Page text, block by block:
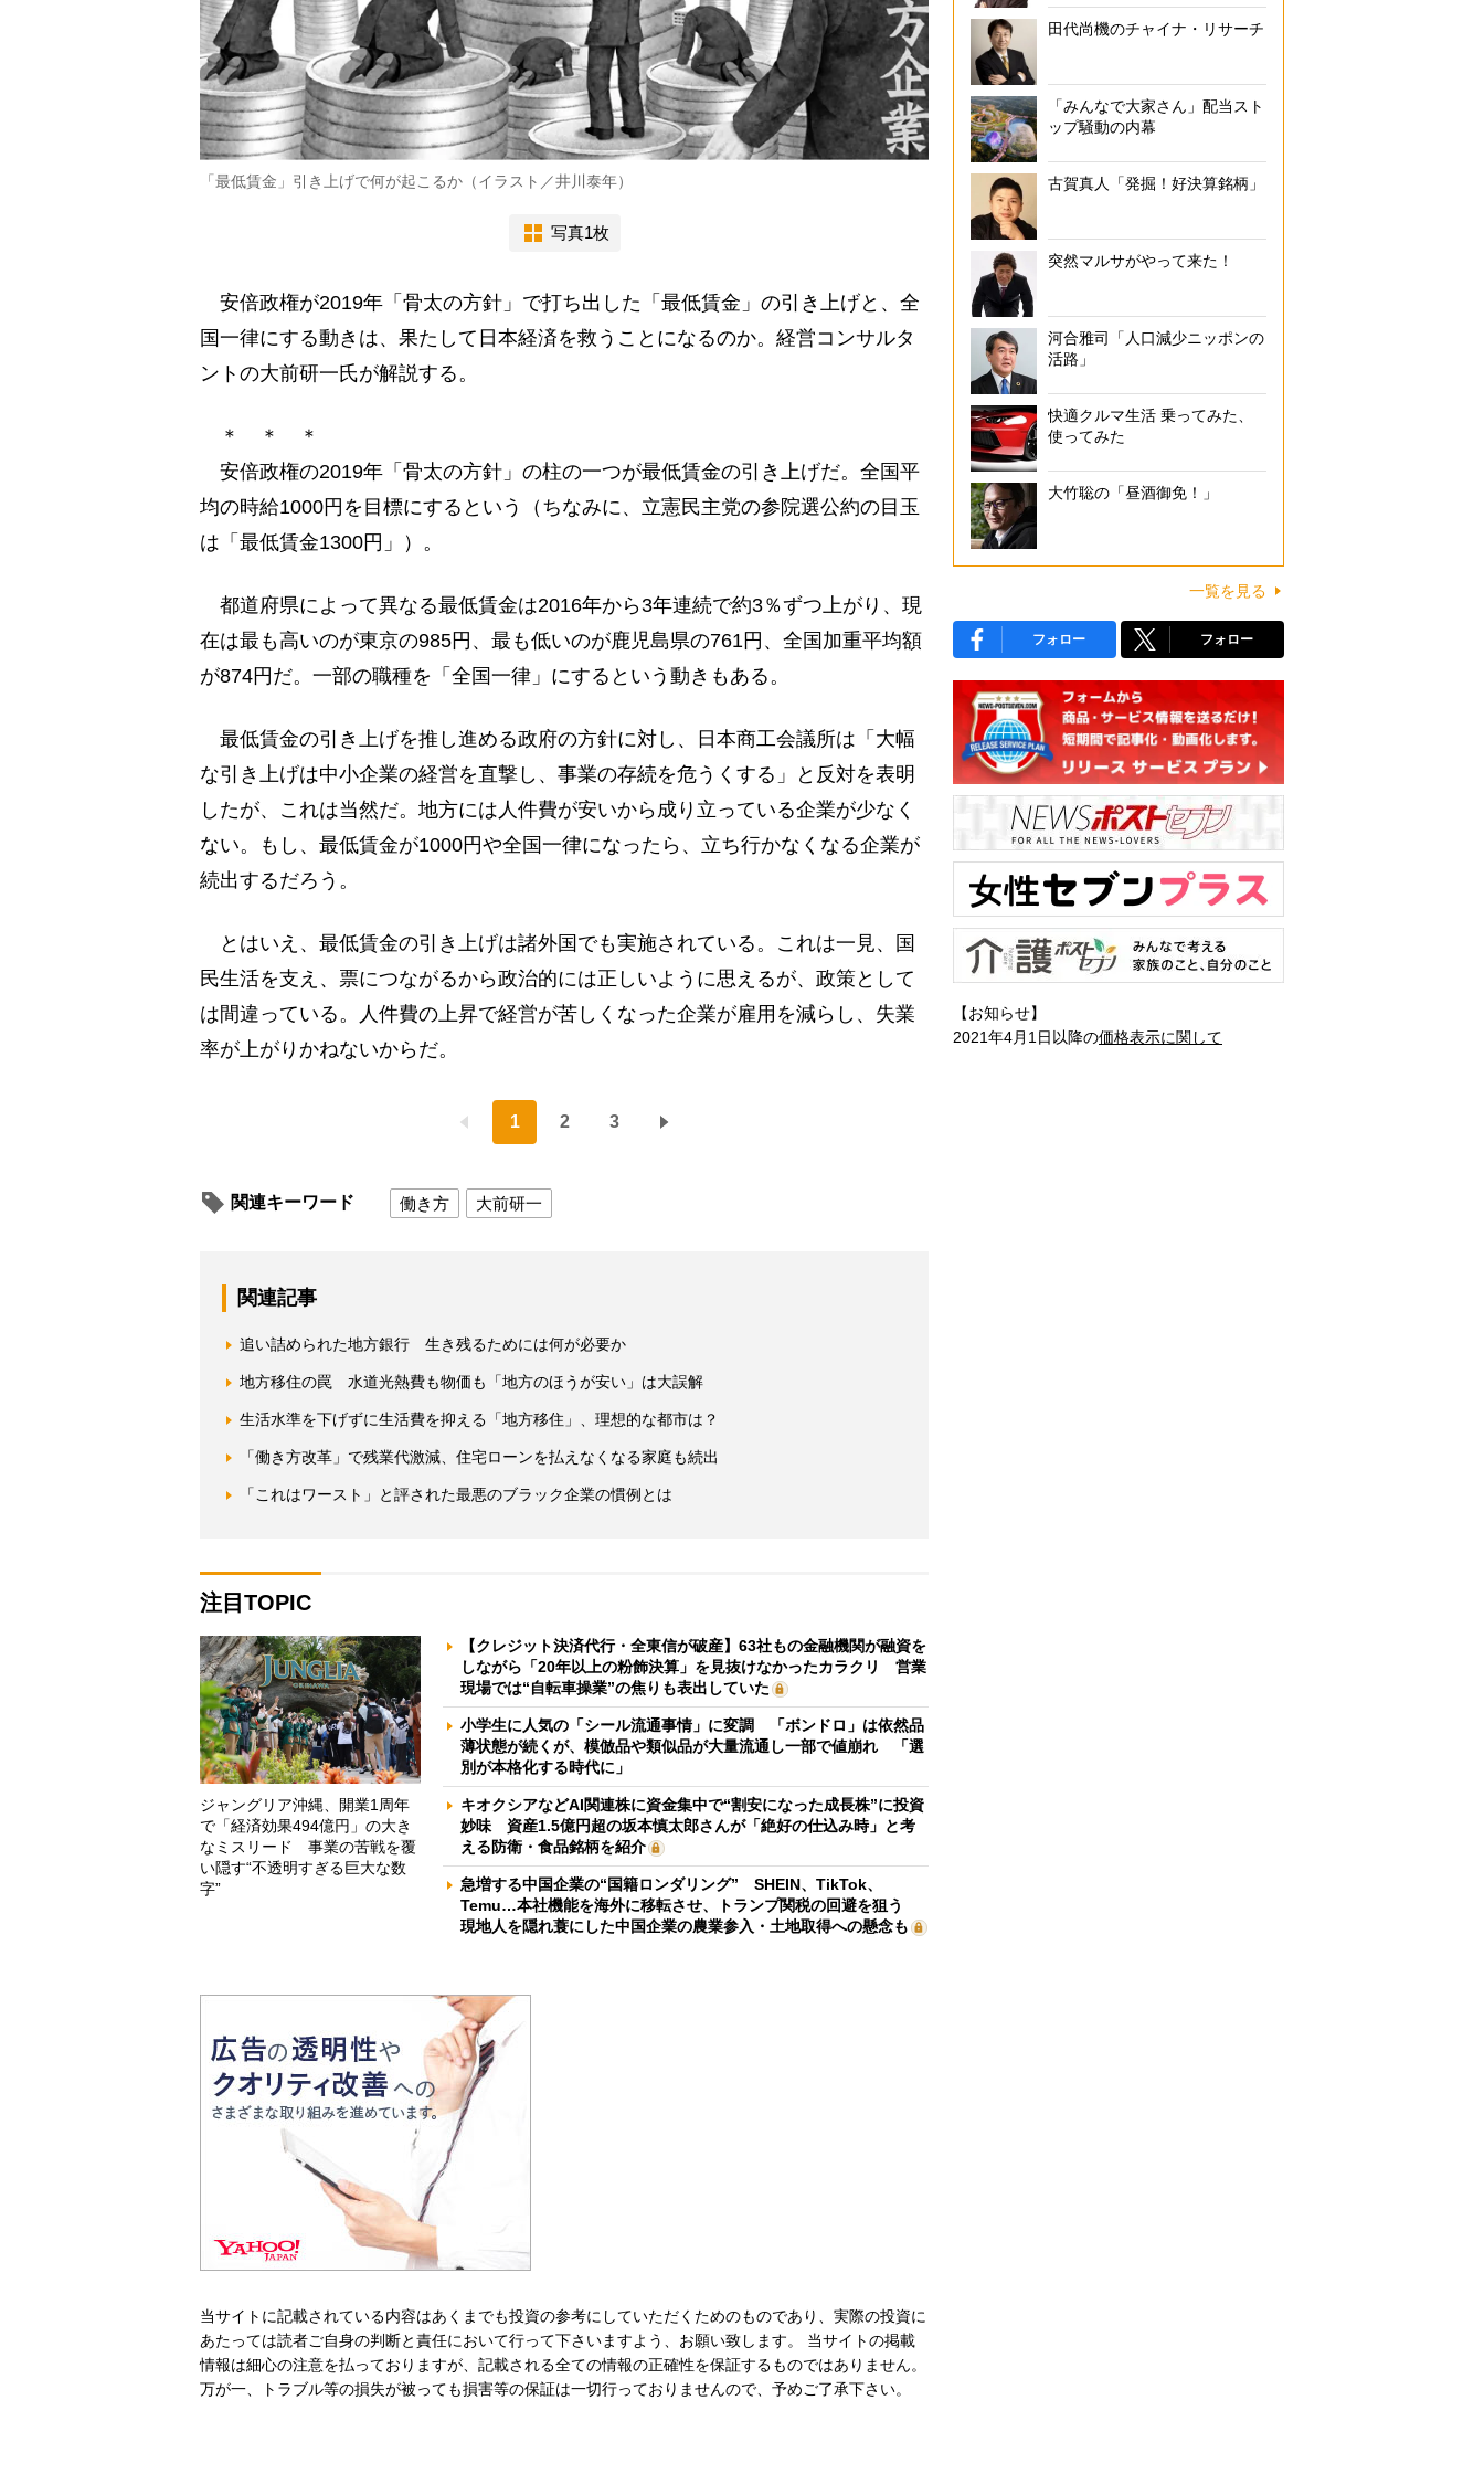
「最低賃金」引き上げで何が起こるか（イラスト／井川泰年）
写真1枚
安倍政権が2019年「骨太の方針」で打ち出した「最低賃金」の引き上げと、全
国一律にする動きは、果たして日本経済を救うことになるのか。経営コンサルタ
ントの大前研一氏が解説する。
＊ ＊ ＊
安倍政権の2019年「骨太の方針」の柱の一つが最低賃金の引き上げだ。全国平
均の時給1000円を目標にするという（ちなみに、立憲民主党の参院選公約の目玉
は「最低賃金1300円」）。
都道府県によって異なる最低賃金は2016年から3年連続で約3％ずつ上がり、現
在は最も高いのが東京の985円、最も低いのが鹿児島県の761円、全国加重平均額
が874円だ。一部の職種を「全国一律」にするという動きもある。
最低賃金の引き上げを推し進める政府の方針に対し、日本商工会議所は「大幅
な引き上げは中小企業の経営を直撃し、事業の存続を危うくする」と反対を表明
したが、これは当然だ。地方には人件費が安いから成り立っている企業が少なく
ない。もし、最低賃金が1000円や全国一律になったら、立ち行かなくなる企業が
続出するだろう。
とはいえ、最低賃金の引き上げは諸外国でも実施されている。これは一見、国
民生活を支え、票につながるから政治的には正しいように思えるが、政策として
は間違っている。人件費の上昇で経営が苦しくなった企業が雇用を減らし、失業
率が上がりかねないからだ。
1 2 3
関連キーワード 働き方 大前研一
関連記事
追い詰められた地方銀行 生き残るためには何が必要か
地方移住の罠 水道光熱費も物価も「地方のほうが安い」は大誤解
生活水準を下げずに生活費を抑える「地方移住」、理想的な都市は？
「働き方改革」で残業代激減、住宅ローンを払えなくなる家庭も続出
「これはワースト」と評された最悪のブラック企業の慣例とは
注目TOPIC
ジャングリア沖縄、開業1周年
で「経済効果494億円」の大き
なミスリード 事業の苦戦を覆
い隠す“不透明すぎる巨大な数
字”
【クレジット決済代行・全東信が破産】63社もの金融機関が融資を
しながら「20年以上の粉飾決算」を見抜けなかったカラクリ 営業
現場では“自転車操業”の焦りも表出していた
小学生に人気の「シール流通事情」に変調 「ボンドロ」は依然品
薄状態が続くが、模倣品や類似品が大量流通し一部で値崩れ 「選
別が本格化する時代に」
キオクシアなどAI関連株に資金集中で“割安になった成長株”に投資
妙味 資産1.5億円超の坂本慎太郎さんが「絶好の仕込み時」と考
える防衛・食品銘柄を紹介
急増する中国企業の“国籍ロンダリング” SHEIN、TikTok、
Temu…本社機能を海外に移転させ、トランプ関税の回避を狙う
現地人を隠れ蓑にした中国企業の農業参入・土地取得への懸念も
当サイトに記載されている内容はあくまでも投資の参考にしていただくためのものであり、実際の投資に
あたっては読者ご自身の判断と責任において行って下さいますよう、お願い致します。 当サイトの掲載
情報は細心の注意を払っておりますが、記載される全ての情報の正確性を保証するものではありません。
万が一、トラブル等の損失が被っても損害等の保証は一切行っておりませんので、予めご了承下さい。
田代尚機のチャイナ・リサーチ
「みんなで大家さん」配当スト
ップ騒動の内幕
古賀真人「発掘！好決算銘柄」
突然マルサがやって来た！
河合雅司「人口減少ニッポンの
活路」
快適クルマ生活 乗ってみた、
使ってみた
大竹聡の「昼酒御免！」
一覧を見る
フォロー フォロー
【お知らせ】
2021年4月1日以降の価格表示に関して